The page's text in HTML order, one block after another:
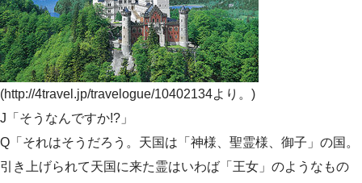
(http://4travel.jp/travelogue/10402134より。)
J「そうなんですか!?」
Q「それはそうだろう。天国は「神様、聖霊様、御子」の国。
引き上げられて天国に来た霊はいわば「王女」のようなもの